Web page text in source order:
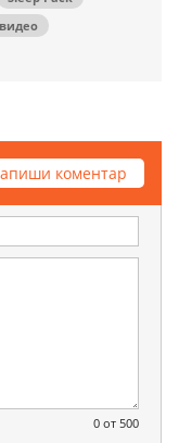
видео
коментар
0 от 500